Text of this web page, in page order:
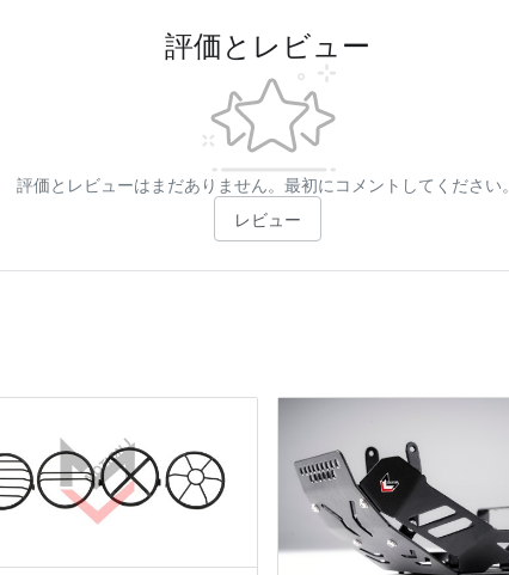
評価とレビュー
評価とレビューはまだありません。最初にコメントしてください。
レビュー